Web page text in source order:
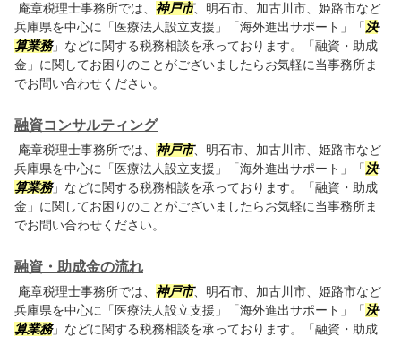
庵章税理士事務所では、 神戸市、明石市、加古川市、姫路市など
兵庫県を中心に「医療法人設立支援」「海外進出サポート」「 決
算業務」などに関する税務相談を承っております。「融資・助成
金」に関してお困りのことがございましたらお気軽に当事務所ま
でお問い合わせください。
融資コンサルティング
庵章税理士事務所では、 神戸市、明石市、加古川市、姫路市など
兵庫県を中心に「医療法人設立支援」「海外進出サポート」「 決
算業務」などに関する税務相談を承っております。「融資・助成
金」に関してお困りのことがございましたらお気軽に当事務所ま
でお問い合わせください。
融資・助成金の流れ
庵章税理士事務所では、 神戸市、明石市、加古川市、姫路市など
兵庫県を中心に「医療法人設立支援」「海外進出サポート」「 決
算業務」などに関する税務相談を承っております。「融資・助成